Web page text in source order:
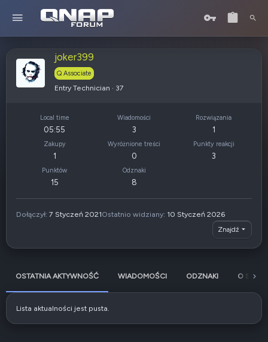
joker399
Q Associate
Entry Technician · 37
Local time
05:55
Wiadomości
3
Rozwiązania
1
Zakupy
1
Wyróżnione treści
0
Punkty reakcji
3
Punktów
15
Odznaki
8
Dołączył 7 Styczeń 2021Ostatnio widziany 10 Styczeń 2026
Znajdź
OSTATNIA AKTYWNOŚĆ WIADOMOŚCI ODZNAKI O SOBIE
Lista aktualności jest pusta.